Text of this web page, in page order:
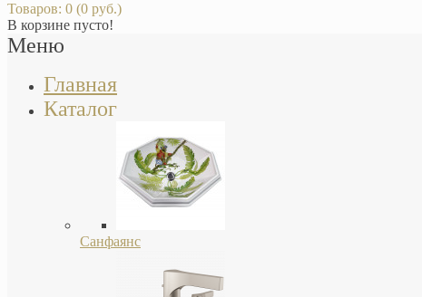
Товаров: 0 (0 руб.)
В корзине пусто!
Меню
Главная
Каталог
Санфаянс